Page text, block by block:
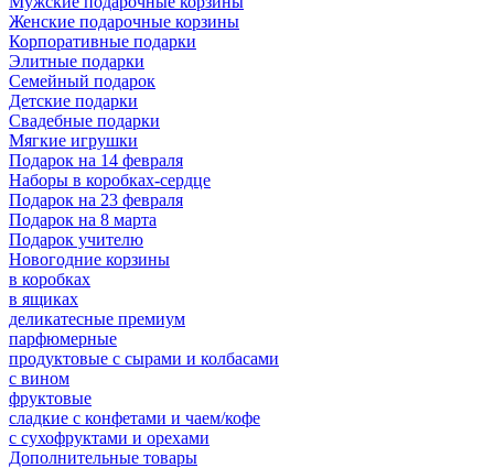
Женские подарочные корзины
Корпоративные подарки
Элитные подарки
Семейный подарок
Детские подарки
Свадебные подарки
Мягкие игрушки
Подарок на 14 февраля
Наборы в коробках-сердце
Подарок на 23 февраля
Подарок на 8 марта
Подарок учителю
Новогодние корзины
в коробках
в ящиках
деликатесные премиум
парфюмерные
продуктовые с сырами и колбасами
с вином
фруктовые
сладкие с конфетами и чаем/кофе
с сухофруктами и орехами
Дополнительные товары